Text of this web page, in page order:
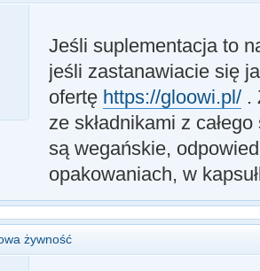
Jeśli suplementacja to
jeśli zastanawiacie się
ofertę https://gloowi.pl/ .
ze składnikami z
są wegańskie,
opakowaniach, w
żywność